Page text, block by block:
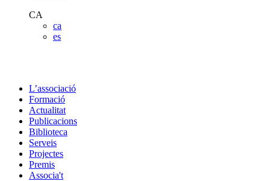
CA
ca
es
L’associació
Formació
Actualitat
Publicacions
Biblioteca
Serveis
Projectes
Premis
Associa't